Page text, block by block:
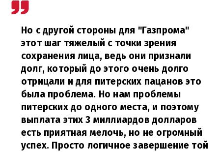
Но с другой стороны для "Газпрома"
этот шаг тяжелый с точки зрения
сохранения лица, ведь они признали
долг, который до этого очень долго
отрицали и для питерских пацанов это
была проблема. Но нам проблемы
питерских до одного места, и поэтому
выплата этих 3 миллиардов долларов
есть приятная мелочь, но не огромный
успех. Просто логичное завершение той